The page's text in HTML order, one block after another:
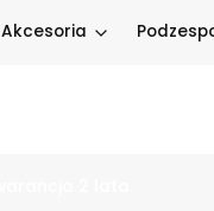
Akcesoria